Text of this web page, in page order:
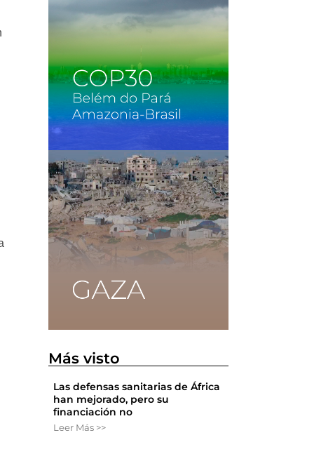
Más visto
Las defensas sanitarias de África
han mejorado, pero su
financiación no
Leer Más >>